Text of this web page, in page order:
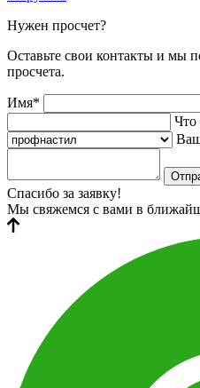
Нужен просчет?
Оставьте свои контакты и мы
просчета.
Имя*
Что
Спасибо за заявку!
Мы свяжемся с вами в